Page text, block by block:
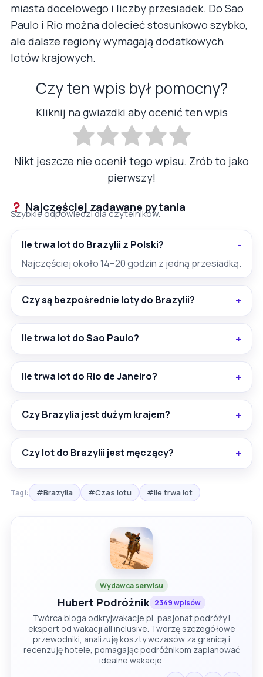
miasta docelowego i liczby przesiadek. Do Sao
Paulo i Rio można dolecieć stosunkowo szybko,
ale dalsze regiony wymagają dodatkowych
lotów krajowych.
Czy ten wpis był pomocny?
Kliknij na gwiazdki aby ocenić ten wpis
Nikt jeszcze nie ocenił tego wpisu. Zrób to jako
pierwszy!
Najczęściej zadawane pytania
Szybkie odpowiedzi dla czytelników.
Ile trwa lot do Brazylii z Polski?
Najczęściej około 14–20 godzin z jedną przesiadką.
Czy są bezpośrednie loty do Brazylii?
Ile trwa lot do Sao Paulo?
Ile trwa lot do Rio de Janeiro?
Czy Brazylia jest dużym krajem?
Czy lot do Brazylii jest męczący?
Tagi: #Brazylia #Czas lotu #Ile trwa lot
Wydawca serwisu
Hubert Podróżnik 2349 wpisów
Twórca bloga odkryjwakacje.pl, pasjonat podróży i
ekspert od wakacji all inclusive. Tworzę szczegółowe
przewodniki, analizuję koszty wczasów za granicą i
recenzuję hotele, pomagając podróżnikom zaplanować
idealne wakacje.